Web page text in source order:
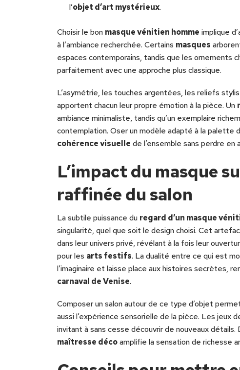
l’objet d’art mystérieux.
Choisir le bon masque vénitien homme implique
à l’ambiance recherchée. Certains masques
espaces contemporains, tandis que les ornements
parfaitement avec une approche plus classique.
L’asymétrie, les touches argentées, les reliefs
apportent chacun leur propre émotion à la pièce. Un
ambiance minimaliste, tandis qu’un exemplaire
contemplation. Oser un modèle adapté à la palette
cohérence visuelle de l’ensemble sans perdre en
L’impact du masque
raffinée du salon
La subtile puissance du regard d’un masque
singularité, quel que soit le design choisi. Cet
dans leur univers privé, révélant à la fois leur
pour les arts festifs. La dualité entre ce qui est
l’imaginaire et laisse place aux histoires secrètes,
carnaval de Venise.
Composer un salon autour de ce type d’objet
aussi l’expérience sensorielle de la pièce. Les jeux
invitant à sans cesse découvrir de nouveaux
maîtresse décoamplifie la sensation de richesse